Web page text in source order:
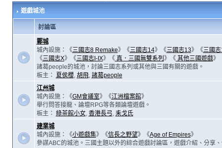
遊戲城池
討論區
鄴城
城內設施：《三國志8 Remake》《三國志14》《三國志13》《三國
《三國志X》《三國志I-IX》《真．三國無雙系列 》《其他三國遊戲》
諸葛people的城池，討論三國志系列或其他與三國有關的遊戲。
板主：
夏侯櫻, 胡飛, 諸葛people
江州城
城內設施：《GM會議室》《江洲檔案館》
舉行問答接龍、論壇RPG等各類論壇遊戲。
板主： 綠茶館小女, 香港長弓, 耒戈氏
建業城
城內設施：《小遊戲集》《信長之野望》《Age of Empires》
參謀ABC的城池。三國主題以外的綜合遊戲討論區，遊戲介紹、分享